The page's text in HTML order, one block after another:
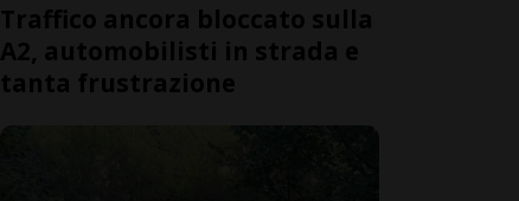
Traffico ancora bloccato sulla
A2, automobilisti in strada e
tanta frustrazione